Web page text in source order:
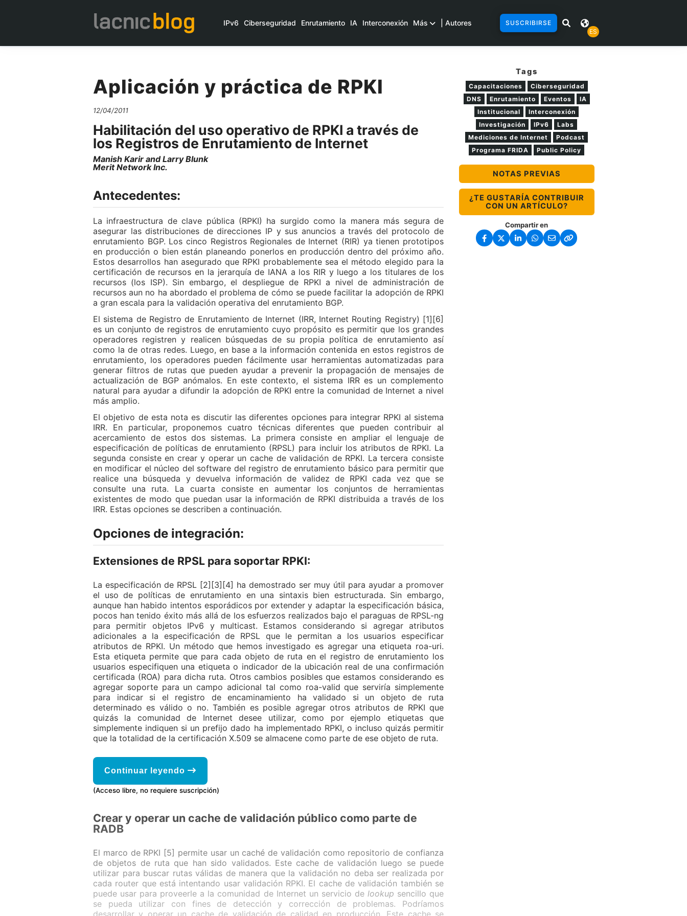
IPv6 Ciberseguridad Enrutamiento IA Interconexión Más | Autores
SUSCRIBIRSE
ES
Aplicación y práctica de RPKI
12/04/2011
Habilitación del uso operativo de RPKI a través de
los Registros de Enrutamiento de Internet
Manish Karir and Larry Blunk
Merit Network Inc.
Antecedentes:
La infraestructura de clave pública (RPKI) ha surgido como la manera más segura de
asegurar las distribuciones de direcciones IP y sus anuncios a través del protocolo de
enrutamiento BGP. Los cinco Registros Regionales de Internet (RIR) ya tienen prototipos
en producción o bien están planeando ponerlos en producción dentro del próximo año.
Estos desarrollos han asegurado que RPKI probablemente sea el método elegido para la
certificación de recursos en la jerarquía de IANA a los RIR y luego a los titulares de los
recursos (los ISP). Sin embargo, el despliegue de RPKI a nivel de administración de
recursos aun no ha abordado el problema de cómo se puede facilitar la adopción de RPKI
a gran escala para la validación operativa del enrutamiento BGP.
El sistema de Registro de Enrutamiento de Internet (IRR, Internet Routing Registry) [1][6]
es un conjunto de registros de enrutamiento cuyo propósito es permitir que los grandes
operadores registren y realicen búsquedas de su propia política de enrutamiento así
como la de otras redes. Luego, en base a la información contenida en estos registros de
enrutamiento, los operadores pueden fácilmente usar herramientas automatizadas para
generar filtros de rutas que pueden ayudar a prevenir la propagación de mensajes de
actualización de BGP anómalos. En este contexto, el sistema IRR es un complemento
natural para ayudar a difundir la adopción de RPKI entre la comunidad de Internet a nivel
más amplio.
El objetivo de esta nota es discutir las diferentes opciones para integrar RPKI al sistema
IRR. En particular, proponemos cuatro técnicas diferentes que pueden contribuir al
acercamiento de estos dos sistemas. La primera consiste en ampliar el lenguaje de
especificación de políticas de enrutamiento (RPSL) para incluir los atributos de RPKI. La
segunda consiste en crear y operar un cache de validación de RPKI. La tercera consiste
en modificar el núcleo del software del registro de enrutamiento básico para permitir que
realice una búsqueda y devuelva información de validez de RPKI cada vez que se
consulte una ruta. La cuarta consiste en aumentar los conjuntos de herramientas
existentes de modo que puedan usar la información de RPKI distribuida a través de los
IRR. Estas opciones se describen a continuación.
Opciones de integración:
Extensiones de RPSL para soportar RPKI:
La especificación de RPSL [2][3][4] ha demostrado ser muy útil para ayudar a promover
el uso de políticas de enrutamiento en una sintaxis bien estructurada. Sin embargo,
aunque han habido intentos esporádicos por extender y adaptar la especificación básica,
pocos han tenido éxito más allá de los esfuerzos realizados bajo el paraguas de RPSL-ng
para permitir objetos IPv6 y multicast. Estamos considerando si agregar atributos
adicionales a la especificación de RPSL que le permitan a los usuarios especificar
atributos de RPKI. Un método que hemos investigado es agregar una etiqueta roa-uri.
Esta etiqueta permite que para cada objeto de ruta en el registro de enrutamiento los
usuarios especifiquen una etiqueta o indicador de la ubicación real de una confirmación
certificada (ROA) para dicha ruta. Otros cambios posibles que estamos considerando es
agregar soporte para un campo adicional tal como roa-valid que serviría simplemente
para indicar si el registro de encaminamiento ha validado si un objeto de ruta
determinado es válido o no. También es posible agregar otros atributos de RPKI que
quizás la comunidad de Internet desee utilizar, como por ejemplo etiquetas que
simplemente indiquen si un prefijo dado ha implementado RPKI, o incluso quizás permitir
que la totalidad de la certificación X.509 se almacene como parte de ese objeto de ruta.
Continuar leyendo
(Acceso libre, no requiere suscripción)
Crear y operar un cache de validación público como parte de
RADB
El marco de RPKI [5] permite usar un caché de validación como repositorio de confianza
de objetos de ruta que han sido validados. Este cache de validación luego se puede
utilizar para buscar rutas válidas de manera que la validación no deba ser realizada por
cada router que está intentando usar validación RPKI. El cache de validación también se
puede usar para proveerle a la comunidad de Internet un servicio de lookup sencillo que
se pueda utilizar con fines de detección y corrección de problemas. Podríamos
desarrollar y operar un cache de validación de calidad en producción. Este cache se
Tags
Capacitaciones
Ciberseguridad
DNS
Enrutamiento Eventos
IA
Institucional
Interconexión
Investigación
IPv6
Labs
Mediciones de Internet
Podcast
Programa FRIDA
Public Policy
NOTAS PREVIAS
¿TE GUSTARÍA CONTRIBUIR
CON UN ARTÍCULO?
Compartir en